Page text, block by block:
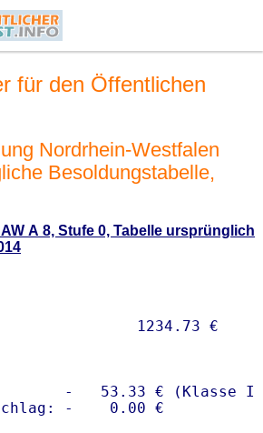
für den Öffentlichen
Nordrhein-Westfalen
Besoldungstabelle,
A 8, Stufe 0, Tabelle ursprünglich
-   53.33 € (Klasse I)
-    0.00 €